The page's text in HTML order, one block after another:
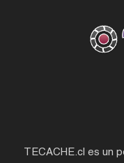
TECACHE.cl es un